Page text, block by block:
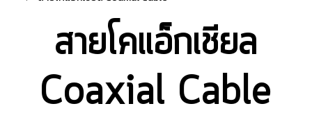
สายโคแอ็กเชียล
Coaxial Cable